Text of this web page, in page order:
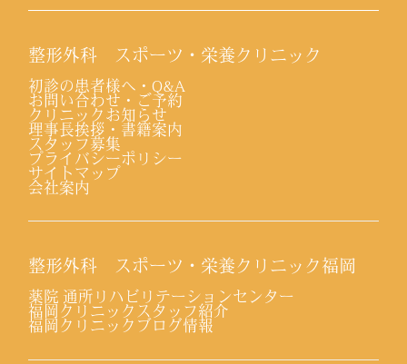
整形外科 スポーツ・栄養クリニック
初診の患者様へ・Q&A
お問い合わせ・ご予約
クリニックお知らせ
理事長挨拶・書籍案内
スタッフ募集
プライバシーポリシー
サイトマップ
会社案内
整形外科 スポーツ・栄養クリニック福岡
薬院 通所リハビリテーションセンター
福岡クリニックスタッフ紹介
福岡クリニックブログ情報